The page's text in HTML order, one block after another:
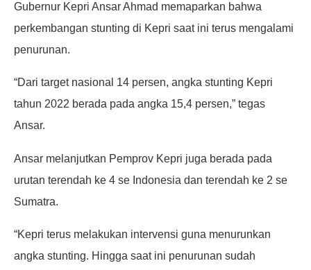
Gubernur Kepri Ansar Ahmad memaparkan bahwa
perkembangan stunting di Kepri saat ini terus mengalami
penurunan.
“Dari target nasional 14 persen, angka stunting Kepri
tahun 2022 berada pada angka 15,4 persen,” tegas
Ansar.
Ansar melanjutkan Pemprov Kepri juga berada pada
urutan terendah ke 4 se Indonesia dan terendah ke 2 se
Sumatra.
“Kepri terus melakukan intervensi guna menurunkan
angka stunting. Hingga saat ini penurunan sudah